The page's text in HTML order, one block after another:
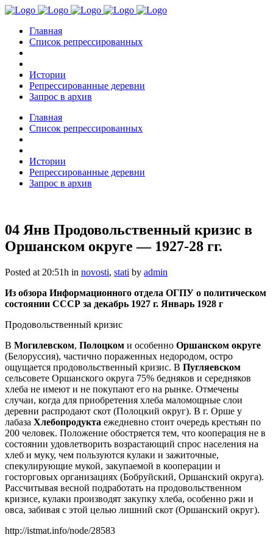
Главная
Список репрессированных
Истории
Репрессированные деревни
Запрос в архив
Главная
Список репрессированных
Истории
Репрессированные деревни
Запрос в архив
04 Янв Продовольственный кризис в
Оршанском округе — 1927-28 гг.
Posted at 20:51h in novosti, stati by admin
Из обзора Информационного отдела ОГПУ о политическом
состоянии СССР за декабрь 1927 г. Январь 1928 г
Продовольственный кризис
В Могилевском, Полоцком и особенно Оршанском округе
(Белоруссия), частично пораженных недородом, остро
ощущается продовольственный кризис. В Пугляевском
сельсовете Оршанского округа 75% бедняков и середняков
хлеба не имеют и не покупают его на рынке. Отмечены
случаи, когда для приобретения хлеба маломощные слои
деревни распродают скот (Полоцкий округ). В г. Орше у
лабаза Хлебопродукта ежедневно стоит очередь крестьян по
200 человек. Положение обостряется тем, что кооперация не в
состоянии удовлетворить возрастающий спрос населения на
хлеб и муку, чем пользуются кулаки и зажиточные,
спекулирующие мукой, закупаемой в кооперации и
госторговых организациях (Бобруйский, Оршанский округа).
Рассчитывая весной подработать на продовольственном
кризисе, кулаки производят закупку хлеба, особенно ржи и
овса, забивая с этой целью лишний скот (Оршанский округ).
http://istmat.info/node/28583